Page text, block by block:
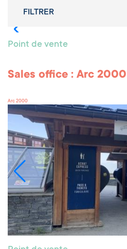
FILTRER
Point de vente
Sales office : Arc 2000
Arc 2000